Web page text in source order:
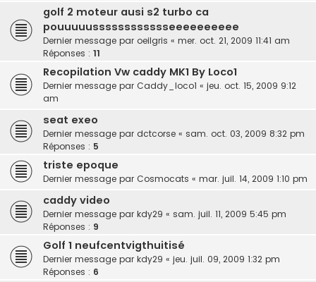
golf 2 moteur ausi s2 turbo ca
pouuuuusssssssssssseeeeeeeeee
Dernier message par oeilgris « mer. oct. 21, 2009 11:41 am
Réponses : 11
Recopilation Vw caddy MK1 By Loco1
Dernier message par Caddy_loco1 « jeu. oct. 15, 2009 9:12
am
seat exeo
Dernier message par dctcorse « sam. oct. 03, 2009 8:32 pm
Réponses : 5
triste epoque
Dernier message par Cosmocats « mar. juil. 14, 2009 1:10 pm
caddy video
Dernier message par kdy29 « sam. juil. 11, 2009 5:45 pm
Réponses : 9
Golf 1 neufcentvigthuitisé
Dernier message par kdy29 « jeu. juil. 09, 2009 1:32 pm
Réponses : 6